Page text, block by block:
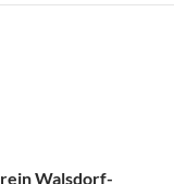
Walsdorf-